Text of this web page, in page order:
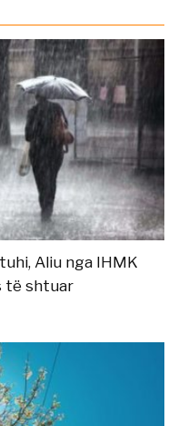
Aliu nga IHMK
të shtuar